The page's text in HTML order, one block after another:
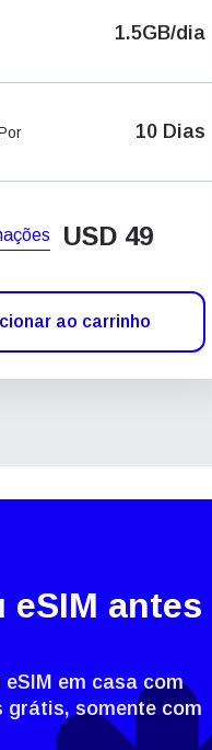
1.5GB/dia
10 Dias
USD 49
ao carrinho
eSIM antes
em casa com
grátis, somente com
Entrar